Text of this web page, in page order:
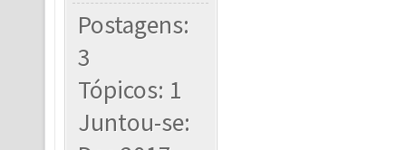
Postagens:
3
Tópicos: 1
Juntou-se: